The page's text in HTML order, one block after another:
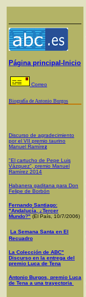
Página principal-Inicio
Correo
Biografía de Antonio Burgos
Discurso de agradecimiento
por el VII premio taurino
Manuel Ramírez
"El cartucho de Pepe Luis
Vázquez", premio Manuel
Ramírez 2014
Habanera gaditana para Don
Felipe de Borbón
Fernando Santiago:
"Andalucía, ¿Tercer
Mundo?" (El País, 10/7/2006)
La Semana Santa en El
Recuadro
La Colección de ABC"
Discurso en la entrega del
premio Luca de Tena
Antonio Burgos, premio Luca
de Tena a una trayectoria